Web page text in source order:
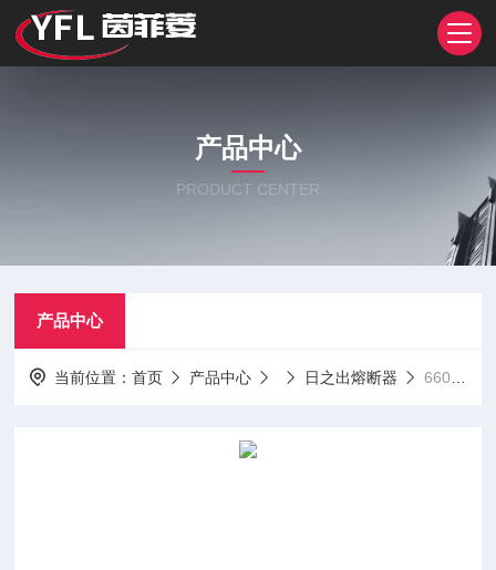
产品中心
PRODUCT CENTER
产品中心
当前位置：首页 产品中心 日之出熔断器 660GH-40ULTC 660GH-50ULTC660GH-16ULTC 660GH-20ULTC日之出熔断器